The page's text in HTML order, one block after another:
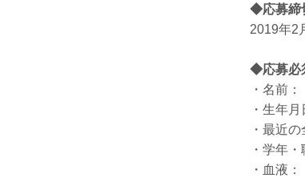
◆応募締
2019年2
◆応募必
・名前：
・生
・最近
・学年・
・血